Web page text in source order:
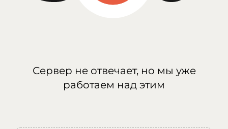
Сервер не отвечает, но мы уже
работаем над этим